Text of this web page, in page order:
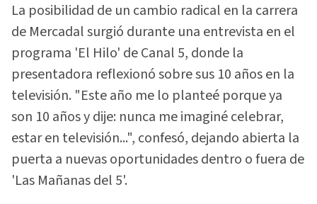
La posibilidad de un cambio radical en la carrera
de Mercadal surgió durante una entrevista en el
programa 'El Hilo' de Canal 5, donde la
presentadora reflexionó sobre sus 10 años en la
televisión. "Este año me lo planteé porque ya
son 10 años y dije: nunca me imaginé celebrar,
estar en televisión...", confesó, dejando abierta la
puerta a nuevas oportunidades dentro o fuera de
'Las Mañanas del 5'.